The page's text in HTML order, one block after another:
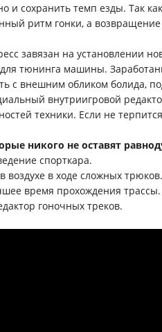
и сохранить темп езды. Так
ритм гонки, а
завязан на установлении
тюнинга машины.
с внешним обликом болида,
внутриигровой
техники. Если не
никого не оставят
спорткара.
воздухе в ходе сложных трюков.
время прохождения трассы.
гоночных треков.